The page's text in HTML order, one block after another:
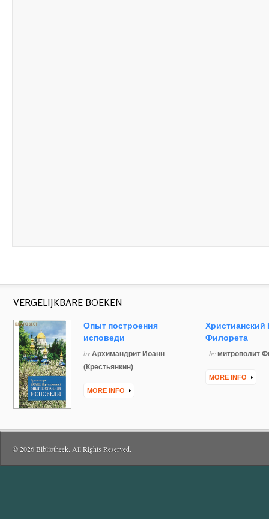
VERGELIJKBARE BOEKEN
Опыт построения
исповеди
by Архимандрит Иоанн
(Крестьянкин)
MORE INFO
Христианский
Филорета
by митрополит
MORE INFO
© 2026 Bibliotheek. All Rights Reserved.